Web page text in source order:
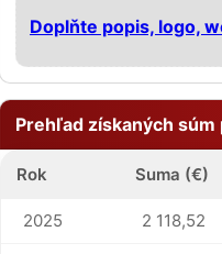
Doplňte popis, logo,
Prehľad získaných
Rok Suma (€)
2025 2 118,52